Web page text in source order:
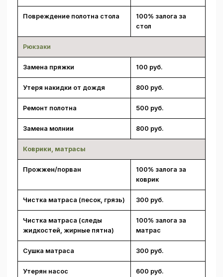
Повреждение полотна стола
100% залога за
стол
Рюкзаки
Замена пряжки 100 руб.
Утеря накидки от дождя 800 руб.
Ремонт полотна 500 руб.
Замена молнии 800 руб.
Коврики, матрасы
Прожжен/порван
100% залога за
коврик
Чистка матраса (песок, грязь) 300 руб.
Чистка матраса (следы
жидкостей, жирные пятна)
100% залога за
матрас
Сушка матраса 300 руб.
Утерян насос 600 руб.